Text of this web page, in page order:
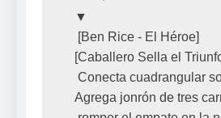
▼
[Caballero Sella el
Agrega jonrón de tres